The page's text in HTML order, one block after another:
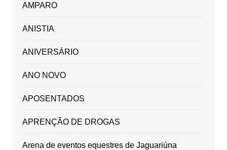
AMPARO
ANISTIA
ANIVERSÁRIO
ANO NOVO
APOSENTADOS
APRENÇÃO DE DROGAS
Arena de eventos equestres de Jaguariúna